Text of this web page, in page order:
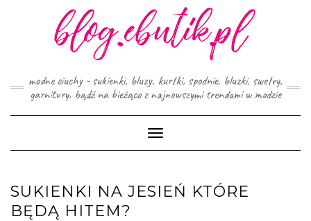
modne ciuchy - sukienki, bluzy, kurtki, spodnie, bluzki, swetry,
garnitury. bądź na bieżąco z najnowszymi trendami w modzie
Toggle
Navigation
SUKIENKI NA JESIEŃ KTÓRE
BĘDĄ HITEM?